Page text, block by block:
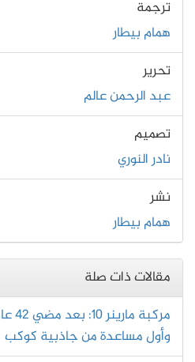
ترجمة
همام بيطار
تحرير
عبد الرحمن عالم
تصميم
نادر النوري
نشر
همام بيطار
مقالات ذات صلة
وأول مساعدة من جاذبية كوكب